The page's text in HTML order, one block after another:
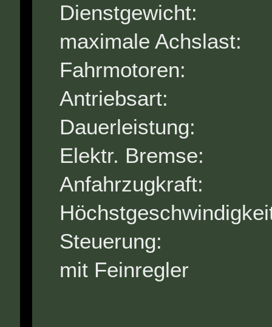
maximale
Elektr.
Steuerung:
mit Feinregler